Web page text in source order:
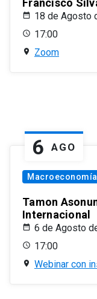
Francisco
18 de Agosto
17:00
Zoom
6 AGO
Macroeconomía
Tamon
Internacional
6 de Agosto
17:00
Webinar con